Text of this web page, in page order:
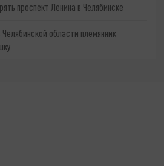
проспект Ленина в Челябинске
области племянник